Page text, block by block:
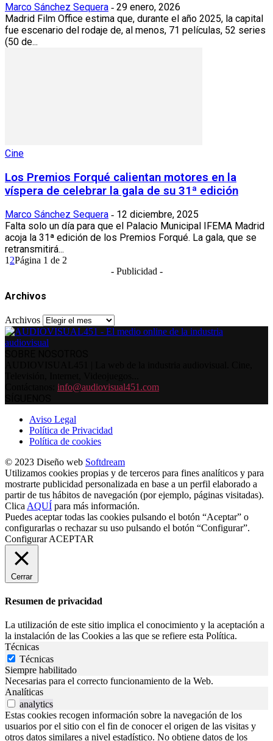
Marco Sánchez Sequera - 29 enero, 2026
Madrid Film Office estima que, durante el año 2025, la capital
fue escenario del rodaje de, al menos, 71 películas, 52 series
(50 de...
Cine
Los Premios Forqué calientan motores en la
víspera de celebrar la gala de su 31ª edición
Marco Sánchez Sequera - 12 diciembre, 2025
Falta solo un día para que el Palacio Municipal IFEMA Madrid
acoja la 31ª edición de los Premios Forqué. La gala, que se
retransmitirá...
1 2Página 1 de 2
- Publicidad -
Archivos
Archivos
info@audiovisual451.com
Aviso Legal
Política de Privacidad
Política de cookies
© 2023 Diseño web Softdream
Utilizamos cookies propias y de terceros para fines analíticos y para
mostrarte publicidad personalizada en base a un perfil elaborado a
partir de tus hábitos de navegación (por ejemplo, páginas visitadas).
Clica AQUÍ para más información.
Puedes aceptar todas las cookies pulsando el botón “Aceptar” o
configurarlas o rechazar su uso pulsando el botón “Configurar”.
Configurar ACEPTAR
Cerrar
Resumen de privacidad
La utilización de este sitio implica el conocimiento y la aceptación a
la instalación de las Cookies a las que se refiere esta Política.
Técnicas
Técnicas
Siempre habilitado
Necesarias para el correcto funcionamiento de la Web.
Analíticas
analytics
Estas cookies recogen información sobre la navegación de los
usuarios por el sitio con el fin de conocer el origen de las visitas y
otros datos similares a nivel estadístico. No obtiene datos de los